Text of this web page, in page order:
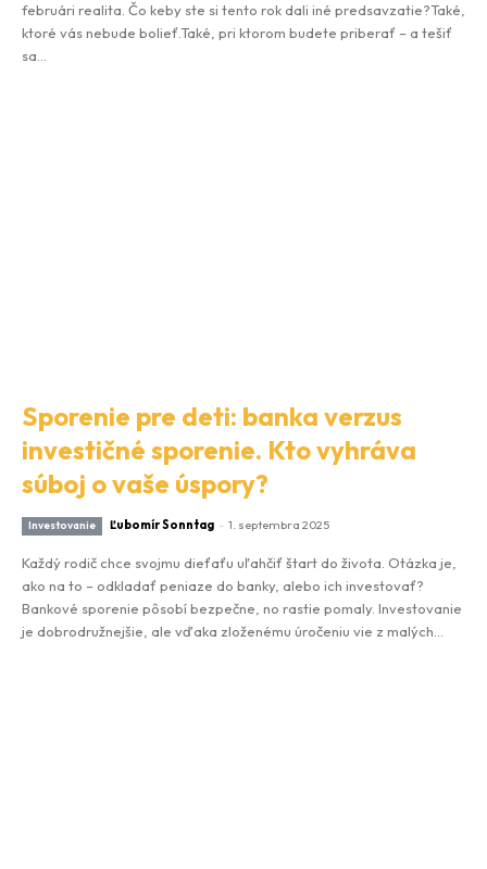
februári realita. Čo keby ste si tento rok dali iné predsavzatie?Také,
ktoré vás nebude bolieť.Také, pri ktorom budete priberať – a tešiť
sa...
Sporenie pre deti: banka verzus
investičné sporenie. Kto vyhráva
súboj o vaše úspory?
Investovanie Ľubomír Sonntag - 1. septembra 2025
Každý rodič chce svojmu dieťaťu uľahčiť štart do života. Otázka je,
ako na to – odkladať peniaze do banky, alebo ich investovať?
Bankové sporenie pôsobí bezpečne, no rastie pomaly. Investovanie
je dobrodružnejšie, ale vďaka zloženému úročeniu vie z malých...